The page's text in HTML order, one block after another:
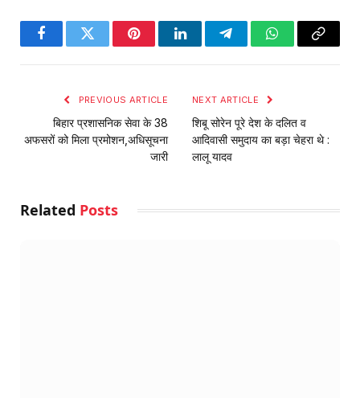
FacebookTwitter PinterestLinkedInTelegramWhatsApp
Copy
PREVIOUS ARTICLE
बिहार प्रशासनिक सेवा के 38
अफसरों को मिला प्रमोशन,अधिसूचना
जारी
NEXT ARTICLE
शिबू सोरेन पूरे देश के दलित व
आदिवासी समुदाय का बड़ा चेहरा थे :
लालू यादव
Related Posts